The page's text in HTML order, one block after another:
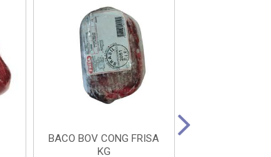
BACO BOV CONG FRISA
KG